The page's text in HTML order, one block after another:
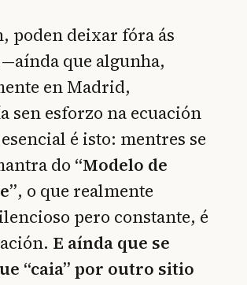
poden deixar fóra ás
que algunha,
en Madrid,
sen esforzo na ecuación
é isto: mentres se
do “Modelo de
, o que realmente
pero constante, é
E aínda que se
“caia” por outro sitio